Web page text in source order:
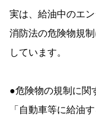
実は、給油中のエ
消防法の危険物規
しています。
●危険物の規制に関
「自動車等に給油